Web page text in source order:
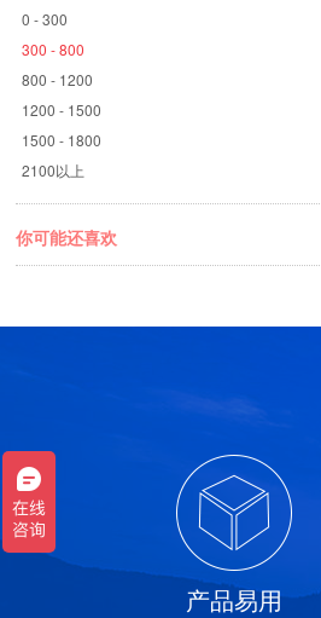
0 - 300
300 - 800
800 - 1200
1200 - 1500
1500 - 1800
2100以上
你可能还喜欢
产品易用